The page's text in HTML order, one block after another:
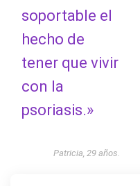
soportable el
hecho de
tener que vivir
con la
psoriasis.»
Patricia, 29 años.